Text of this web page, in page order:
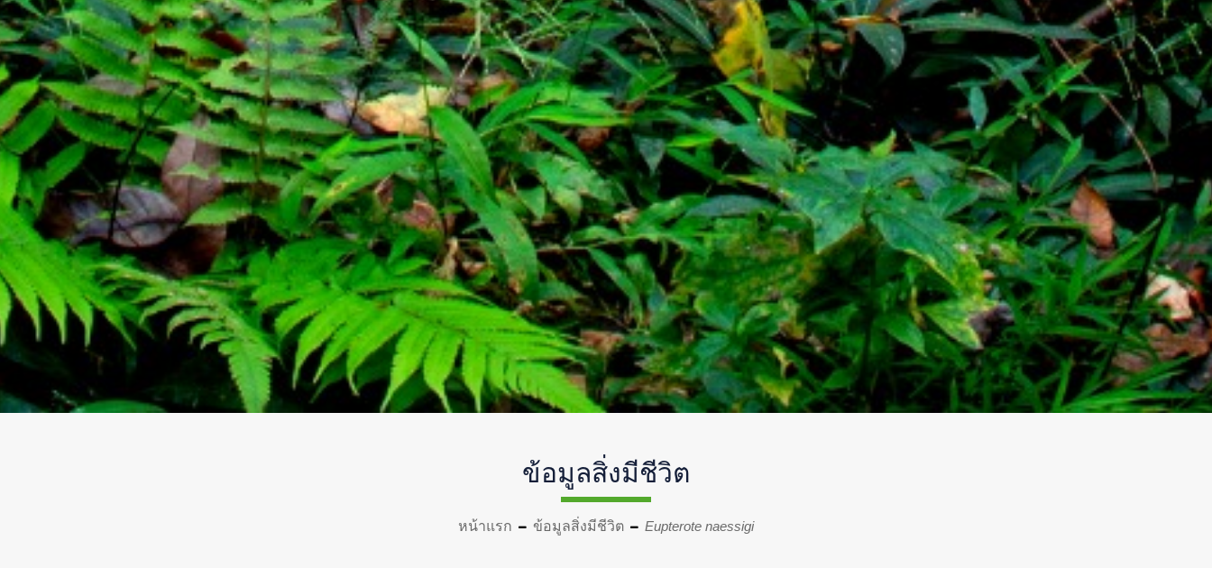
ข้อมูลสิ่งมีชีวิต
หน้าแรก ข้อมูลสิ่งมีชีวิต Eupterote naessigi